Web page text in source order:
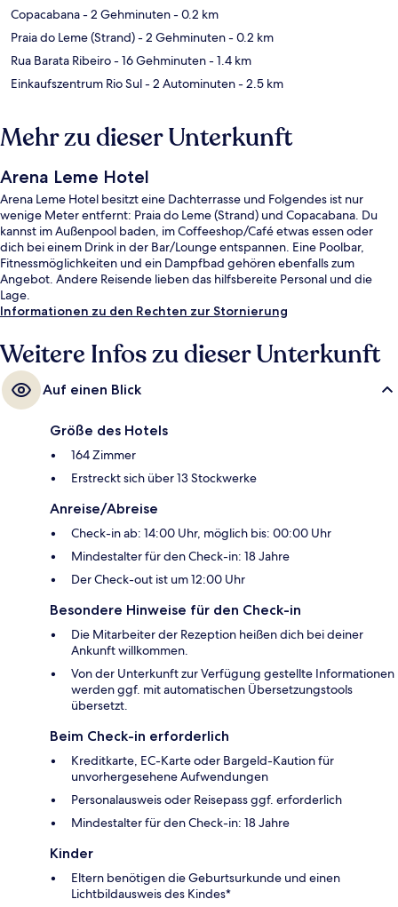
Copacabana- 2 Gehminuten- 0.2 km
Praia do Leme (Strand)- 2 Gehminuten- 0.2 km
Rua Barata Ribeiro- 16 Gehminuten- 1.4 km
Einkaufszentrum Rio Sul- 2 Autominuten- 2.5 km
Mehr zu dieser Unterkunft
Arena Leme Hotel
Arena Leme Hotel besitzt eine Dachterrasse und Folgendes ist nur
wenige Meter entfernt: Praia do Leme (Strand) und Copacabana. Du
kannst im Außenpool baden, im Coffeeshop/Café etwas essen oder
dich bei einem Drink in der Bar/Lounge entspannen. Eine Poolbar,
Fitnessmöglichkeiten und ein Dampfbad gehören ebenfalls zum
Angebot. Andere Reisende lieben das hilfsbereite Personal und die
Lage.
Informationen zu den Rechten zur Stornierung
Weitere Infos zu dieser Unterkunft
Auf einen Blick
Größe des Hotels
164 Zimmer
Erstreckt sich über 13 Stockwerke
Anreise/Abreise
Check-in ab: 14:00 Uhr, möglich bis: 00:00 Uhr
Mindestalter für den Check-in: 18 Jahre
Der Check-out ist um 12:00 Uhr
Besondere Hinweise für den Check-in
Die Mitarbeiter der Rezeption heißen dich bei deiner
Ankunft willkommen.
Von der Unterkunft zur Verfügung gestellte Informationen
werden ggf. mit automatischen Übersetzungstools
übersetzt.
Beim Check-in erforderlich
Kreditkarte, EC-Karte oder Bargeld-Kaution für
unvorhergesehene Aufwendungen
Personalausweis oder Reisepass ggf. erforderlich
Mindestalter für den Check-in: 18 Jahre
Kinder
Eltern benötigen die Geburtsurkunde und einen
Lichtbildausweis des Kindes*